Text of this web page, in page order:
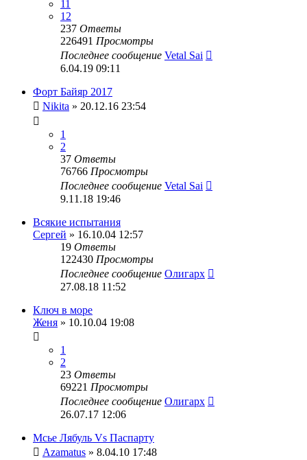
11
12
237 Ответы
226491 Просмотры
Последнее сообщение Vetal Sai
6.04.19 09:11
Форт Байяр 2017
Nikita » 20.12.16 23:54
1
2
37 Ответы
76766 Просмотры
Последнее сообщение Vetal Sai
9.11.18 19:46
Всякие испытания
Сергей » 16.10.04 12:57
19 Ответы
122430 Просмотры
Последнее сообщение Олигарх
27.08.18 11:52
Ключ в море
Женя » 10.10.04 19:08
1
2
23 Ответы
69221 Просмотры
Последнее сообщение Олигарх
26.07.17 12:06
Мсье Лябуль Vs Паспарту
Azamatus » 8.04.10 17:48